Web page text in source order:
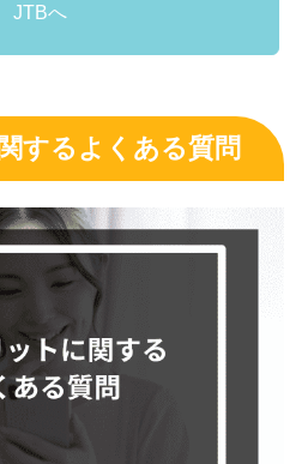
JTBへ
するよくある質問